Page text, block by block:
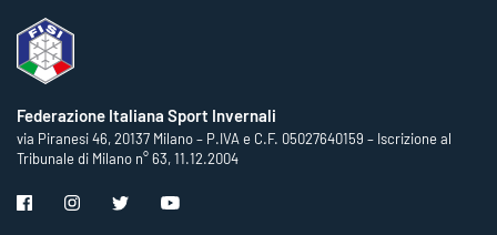
Federazione Italiana Sport Invernali
via Piranesi 46, 20137 Milano – P.IVA e C.F. 05027640159 – Iscrizione al
Tribunale di Milano n° 63, 11.12.2004